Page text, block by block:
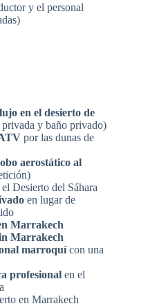
y el personal
en el desierto de
privada y baño privado)
por las dunas de
aerostático al
Desierto del Sáhara
en lugar de
Marrakech
Marrakech
marroquícon una
profesionalen el
en Marrakech